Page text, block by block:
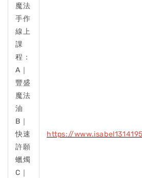
魔法
手作
線上
課
程：
A｜
豐盛
魔法
油
B｜
快速
許願
蠟燭
C｜
https://